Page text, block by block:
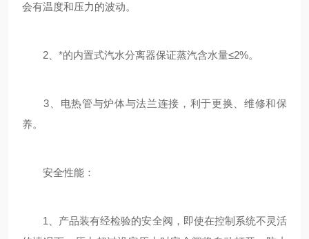
会有温度和压力的波动。
2、*的内置式汽水分离器保证蒸汽含水量≤2%。
3、电热管与炉体与法兰连接，利于更换、维修和保
养。
安全性能：
1、产品装有经检验的安全阀，即使在控制系统不灵活